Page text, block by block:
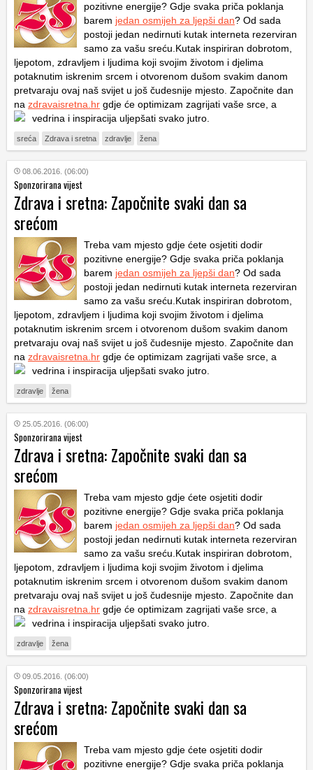
pozitivne energije? Gdje svaka priča poklanja
barem jedan osmijeh za ljepši dan? Od sada
postoji jedan nedirnuti kutak interneta rezerviran
samo za vašu sreću.Kutak inspiriran dobrotom,
ljepotom, zdravljem i ljudima koji svojim životom i djelima
potaknutim iskrenim srcem i otvorenom dušom svakim danom
pretvaraju ovaj naš svijet u još čudesnije mjesto. Započnite dan
na zdravaisretna.hr gdje će optimizam zagrijati vaše srce, a
vedrina i inspiracija uljepšati svako jutro.
sreća Zdrava i sretna zdravlje žena
08.06.2016. (06:00)
Sponzorirana vijest
Zdrava i sretna: Započnite svaki dan sa
srećom
Treba vam mjesto gdje ćete osjetiti dodir
pozitivne energije? Gdje svaka priča poklanja
barem jedan osmijeh za ljepši dan? Od sada
postoji jedan nedirnuti kutak interneta rezerviran
samo za vašu sreću.Kutak inspiriran dobrotom,
ljepotom, zdravljem i ljudima koji svojim životom i djelima
potaknutim iskrenim srcem i otvorenom dušom svakim danom
pretvaraju ovaj naš svijet u još čudesnije mjesto. Započnite dan
na zdravaisretna.hr gdje će optimizam zagrijati vaše srce, a
vedrina i inspiracija uljepšati svako jutro.
zdravlje žena
25.05.2016. (06:00)
Sponzorirana vijest
Zdrava i sretna: Započnite svaki dan sa
srećom
Treba vam mjesto gdje ćete osjetiti dodir
pozitivne energije? Gdje svaka priča poklanja
barem jedan osmijeh za ljepši dan? Od sada
postoji jedan nedirnuti kutak interneta rezerviran
samo za vašu sreću.Kutak inspiriran dobrotom,
ljepotom, zdravljem i ljudima koji svojim životom i djelima
potaknutim iskrenim srcem i otvorenom dušom svakim danom
pretvaraju ovaj naš svijet u još čudesnije mjesto. Započnite dan
na zdravaisretna.hr gdje će optimizam zagrijati vaše srce, a
vedrina i inspiracija uljepšati svako jutro.
zdravlje žena
09.05.2016. (06:00)
Sponzorirana vijest
Zdrava i sretna: Započnite svaki dan sa
srećom
Treba vam mjesto gdje ćete osjetiti dodir
pozitivne energije? Gdje svaka priča poklanja